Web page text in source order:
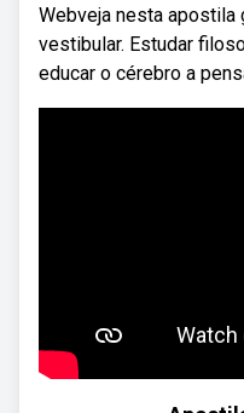
Webveja nesta apostila
vestibular. Estudar
educar o cérebro a